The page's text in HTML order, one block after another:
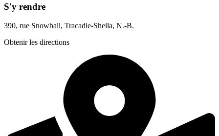
S'y rendre
390, rue Snowball, Tracadie-Sheila, N.-B.
Obtenir les directions